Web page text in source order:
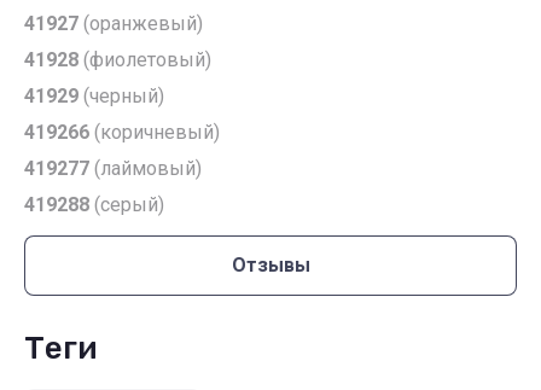
41927 (оранжевый)
41928 (фиолетовый)
41929 (черный)
419266 (коричневый)
419277 (лаймовый)
419288 (серый)
Отзывы
теги